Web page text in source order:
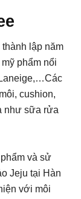
lập năm
phẩm nổi
cushion,
như sữa rửa
và sử
Jeju tại Hàn
với môi